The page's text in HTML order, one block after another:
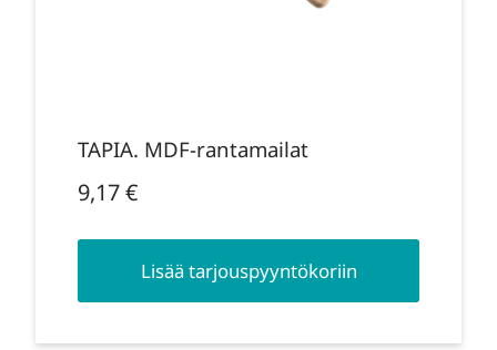
TAPIA. MDF-rantamailat
9,17€
Lisää tarjouspyyntökoriin